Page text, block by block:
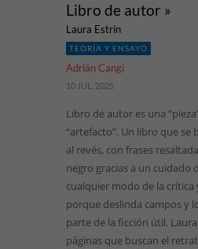
Libro de autor »
Laura Estrin
TEORÍA Y ENSAYO
Adrián Cangi
10 JUL, 2025
Libro de autor es una
“artefacto”. Un libro que se
al revés, con frases
negro gracias a un cuidado
cualquier modo de la crítica
porque deslinda campos y
parte de la ficción útil.
páginas que buscan el